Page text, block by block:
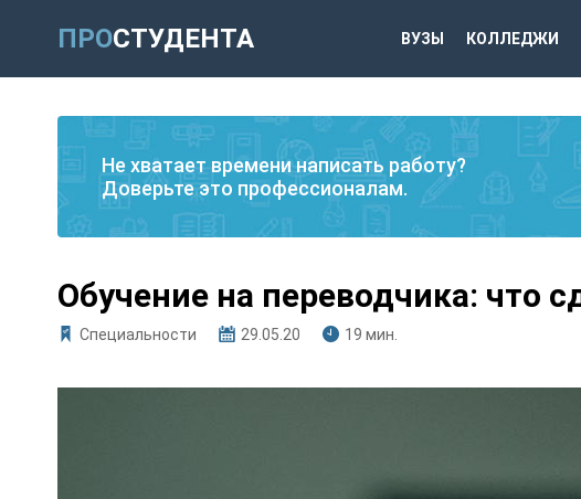
ПРОСТУДЕНТА ВУЗЫ КОЛЛЕДЖИ
Не хватает времени написать работу?
Доверьте это профессионалам.
Обучение на переводчика: что
Специальности 29.05.20 19 мин.